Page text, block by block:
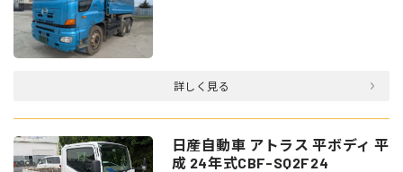
詳しく見る
日産自動車 アトラス 平ボディ 平
成 24年式CBF-SQ2F24